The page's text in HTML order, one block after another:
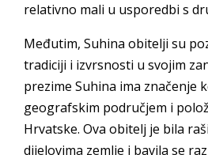
relativno mali u usporedbi s
Međutim, Suhina obitelji su
tradiciji i izvrsnosti u svojim
prezime Suhina ima značenje
geografskim područjem i
Hrvatske. Ova obitelj je bila
dijelovima zemlje i bavila se